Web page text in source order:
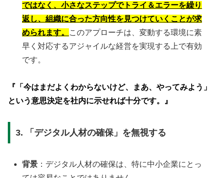
ではなく、小さなステップでトライ＆エラーを繰り
返し、組織に合った方向性を見つけていくことが求
められます。
このアプローチは、変動する環境に素
早く対応するアジャイルな経営を実現する上で有効
です。
『「今はまだよくわからないけど、まあ、やってみよう」
という意思決定を社内に示せれば十分です。』
3. 「デジタル人材の確保」を無視する
背景 ：デジタル人材の確保は、特に中小企業にとっ